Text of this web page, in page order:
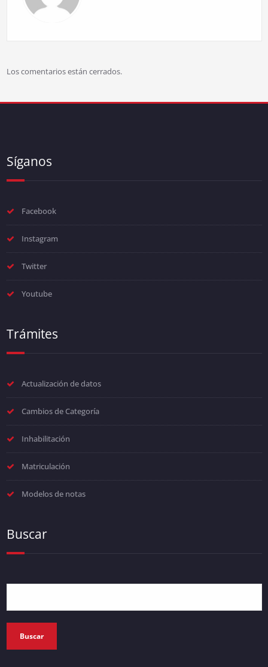
Los comentarios están cerrados.
Síganos
Facebook
Instagram
Twitter
Youtube
Trámites
Actualización de datos
Cambios de Categoría
Inhabilitación
Matriculación
Modelos de notas
Buscar
Buscar